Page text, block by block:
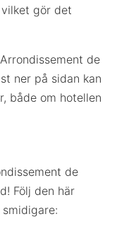
gör det
de
ner på sidan kan
både om hotellen
de
Följ den här